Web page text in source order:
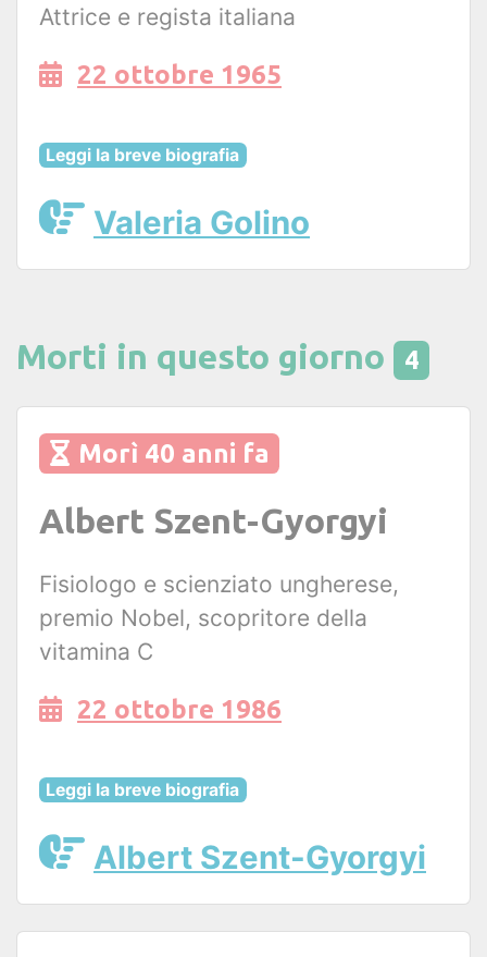
Attrice e regista italiana
22 ottobre 1965
Leggi la breve biografia
Valeria Golino
Morti in questo giorno 4
Morì 40 anni fa
Albert Szent-Gyorgyi
Fisiologo e scienziato ungherese,
premio Nobel, scopritore della
vitamina C
22 ottobre 1986
Leggi la breve biografia
Albert Szent-Gyorgyi